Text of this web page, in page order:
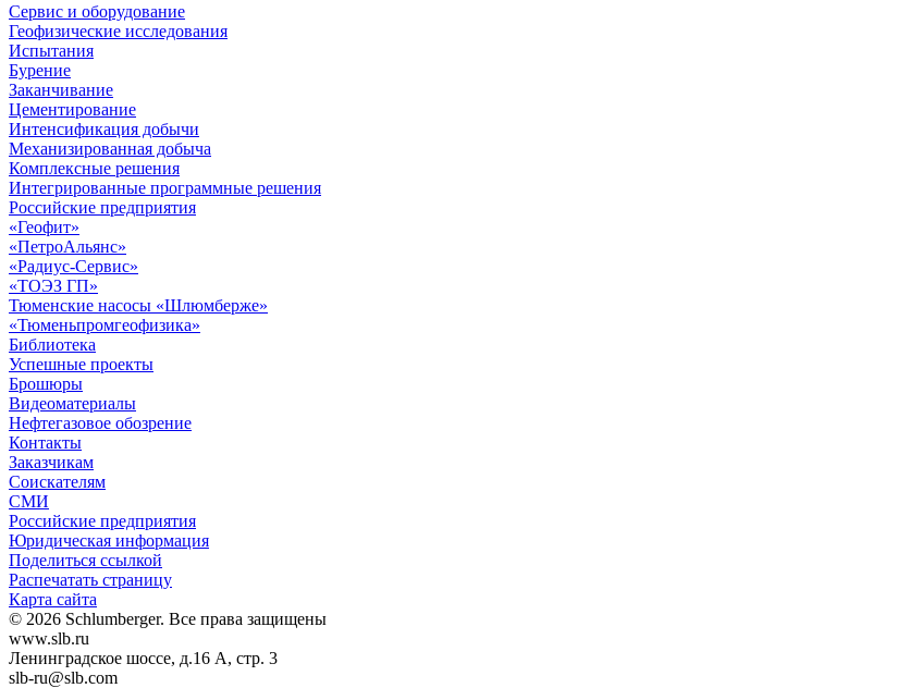
Сервис и оборудование
Геофизические исследования
Испытания
Бурение
Заканчивание
Цементирование
Интенсификация добычи
Механизированная добыча
Комплексные решения
Интегрированные программные решения
Российские предприятия
«Геофит»
«ПетроАльянс»
«Радиус-Сервис»
«ТОЭЗ ГП»
Тюменские насосы «Шлюмберже»
«Тюменьпромгеофизика»
Библиотека
Успешные проекты
Брошюры
Видеоматериалы
Нефтегазовое обозрение
Контакты
Заказчикам
Соискателям
СМИ
Российские предприятия
Юридическая информация
Поделиться ссылкой
Распечатать страницу
Карта сайта
© 2026 Schlumberger. Все права защищены
www.slb.ru
Ленинградское шоссе, д.16 А, стр. 3
slb-ru@slb.com